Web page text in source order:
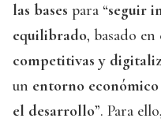
las bases para “seguir
equilibrado, basado en
competitivas y
un entorno
el desarrollo”. Para